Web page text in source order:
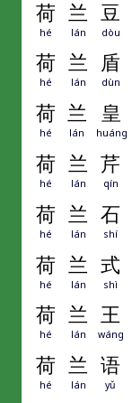
荷 兰 豆
hé lán dòu
荷 兰 盾
hé lán dùn
荷 兰 皇
hé lán huáng
荷 兰 芹
hé lán qín
荷 兰 石
hé lán shí
荷 兰 式
hé lán shì
荷 兰 王
hé lán wáng
荷 兰 语
hé lán yǔ